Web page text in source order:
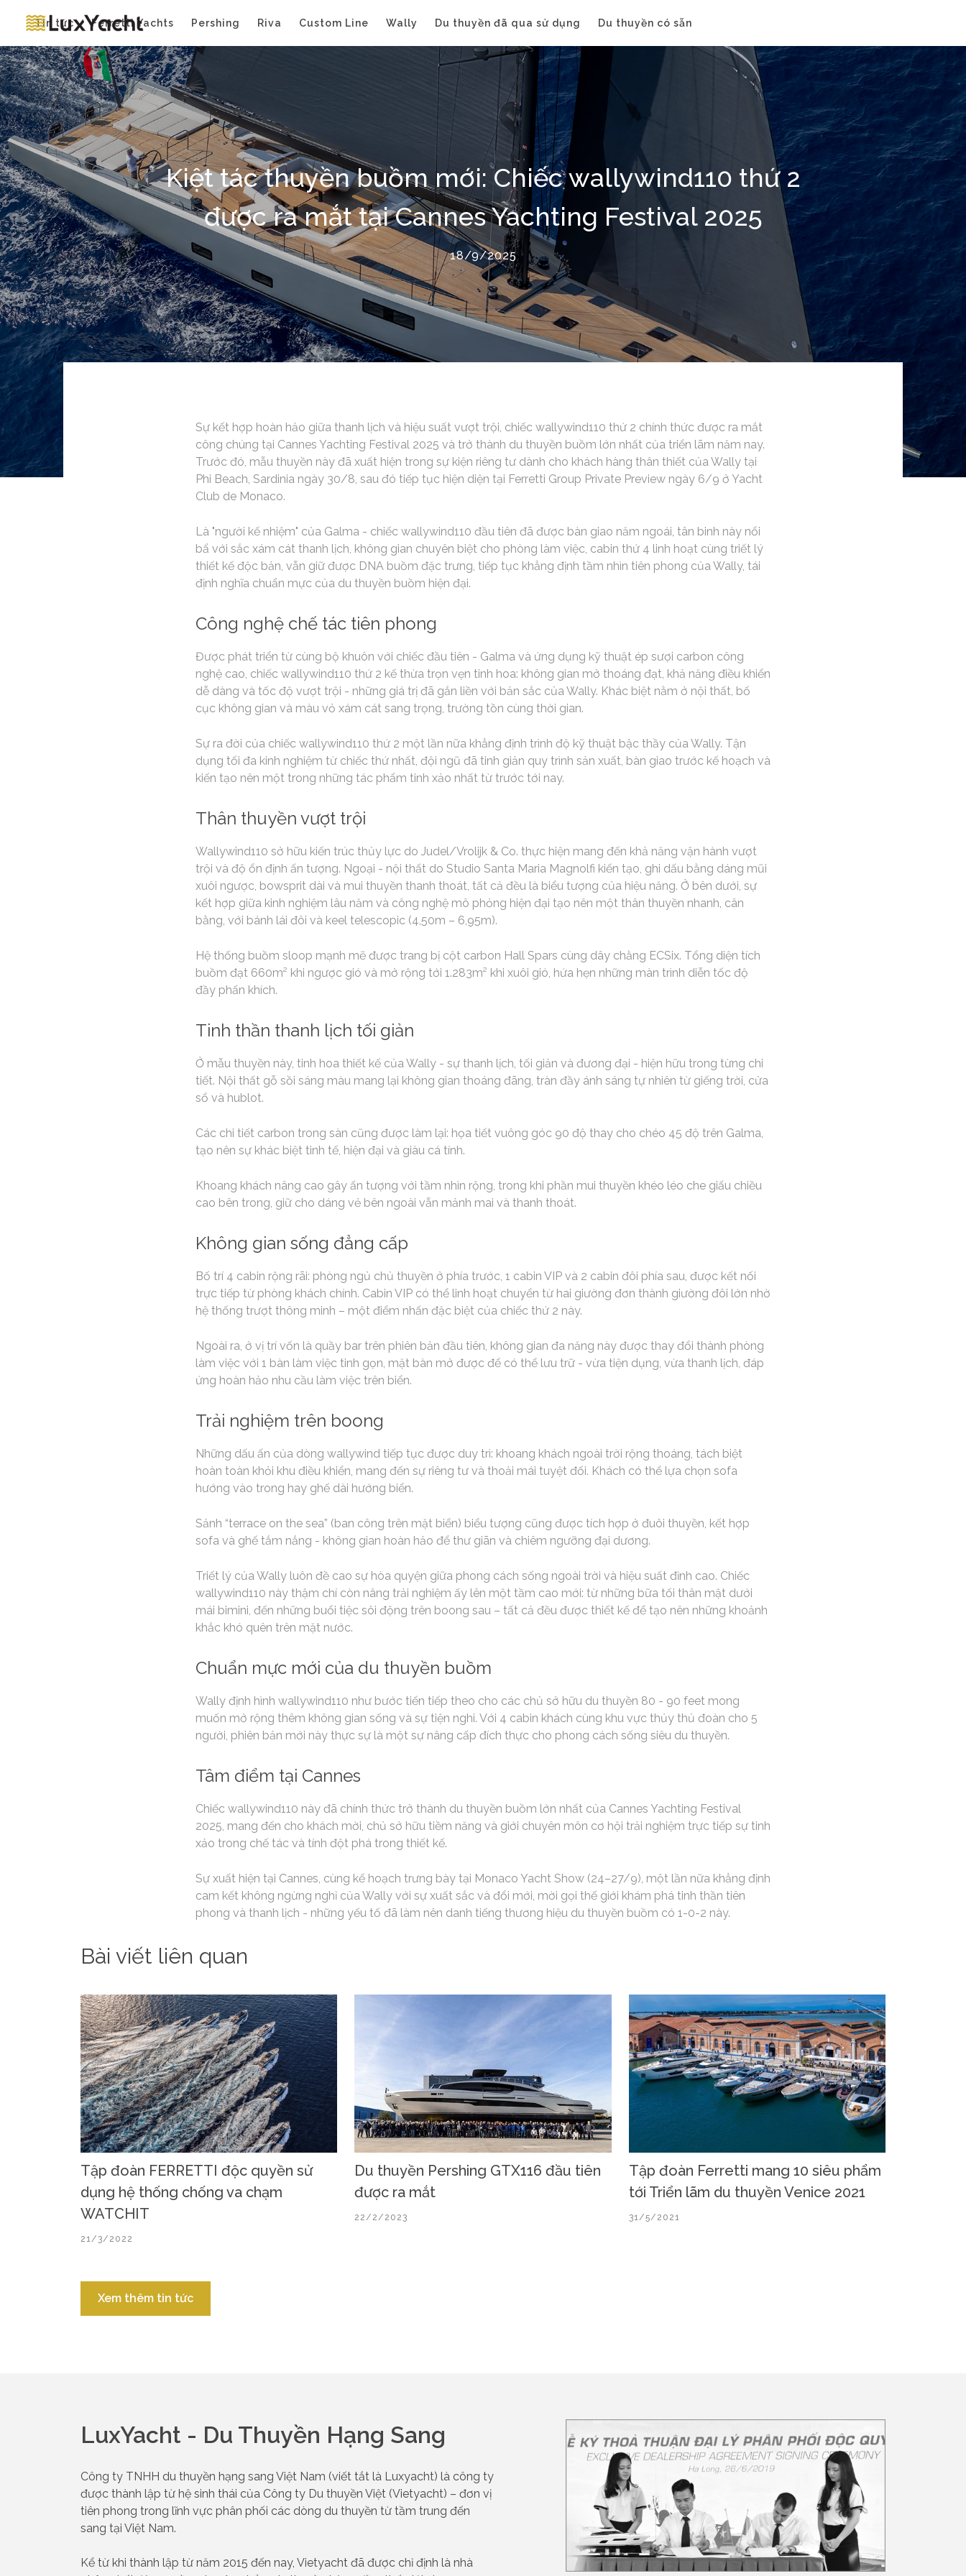
Tin tức Ferretti Yachts Pershing Riva Custom Line Wally Du thuyền đã qua sử dụng Du thuyền có sẵn
Kiệt tác thuyền buồm mới: Chiếc wallywind110 thứ 2
được ra mắt tại Cannes Yachting Festival 2025
18/9/2025
Sự kết hợp hoàn hảo giữa thanh lịch và hiệu suất vượt trội, chiếc wallywind110 thứ 2 chính thức được ra mắt
công chúng tại Cannes Yachting Festival 2025 và trở thành du thuyền buồm lớn nhất của triển lãm năm nay.
Trước đó, mẫu thuyền này đã xuất hiện trong sự kiện riêng tư dành cho khách hàng thân thiết của Wally tại
Phi Beach, Sardinia ngày 30/8, sau đó tiếp tục hiện diện tại Ferretti Group Private Preview ngày 6/9 ở Yacht
Club de Monaco.
Là "người kế nhiệm" của Galma - chiếc wallywind110 đầu tiên đã được bàn giao năm ngoái, tân binh này nổi
bẩ với sắc xám cát thanh lịch, không gian chuyên biệt cho phòng làm việc, cabin thứ 4 linh hoạt cùng triết lý
thiết kế độc bản, vẫn giữ được DNA buồm đặc trưng, tiếp tục khẳng định tầm nhìn tiên phong của Wally, tái
định nghĩa chuẩn mực của du thuyền buồm hiện đại.
Công nghệ chế tác tiên phong
Được phát triển từ cùng bộ khuôn với chiếc đầu tiên - Galma và ứng dụng kỹ thuật ép sượi carbon công
nghệ cao, chiếc wallywind110 thứ 2 kế thừa trọn vẹn tinh hoa: không gian mở thoáng đạt, khả năng điều khiển
dễ dàng và tốc độ vượt trội - những giá trị đã gắn liền với bản sắc của Wally. Khác biệt nằm ở nội thất, bố
cục không gian và màu vỏ xám cát sang trọng, trường tồn cùng thời gian.
Sự ra đời của chiếc wallywind110 thứ 2 một lần nữa khẳng định trình độ kỹ thuật bậc thầy của Wally. Tận
dụng tối đa kinh nghiệm từ chiếc thứ nhất, đội ngũ đã tinh giản quy trình sản xuất, bàn giao trước kế hoạch và
kiến tạo nên một trong những tác phẩm tinh xảo nhất từ trước tới nay.
Thân thuyền vượt trội
Wallywind110 sở hữu kiến trúc thủy lực do Judel/Vrolijk & Co. thực hiện mang đến khả năng vận hành vượt
trội và độ ổn định ấn tượng. Ngoại - nội thất do Studio Santa Maria Magnolfi kiến tạo, ghi dấu bằng dáng mũi
xuôi ngược, bowsprit dài và mui thuyền thanh thoát, tất cả đều là biểu tượng của hiệu năng. Ở bên dưới, sự
kết hợp giữa kinh nghiệm lâu năm và công nghệ mô phỏng hiện đại tạo nên một thân thuyền nhanh, cân
bằng, với bánh lái đôi và keel telescopic (4,50m – 6,95m).
Hệ thống buồm sloop mạnh mẽ được trang bị cột carbon Hall Spars cùng dây chằng ECSix. Tổng diện tích
buồm đạt 660m² khi ngược gió và mở rộng tới 1.283m² khi xuôi gió, hứa hẹn những màn trình diễn tốc độ
đầy phấn khích.
Tinh thần thanh lịch tối giản
Ở mẫu thuyền này, tinh hoa thiết kế của Wally - sự thanh lịch, tối giản và đương đại - hiện hữu trong từng chi
tiết. Nội thất gỗ sồi sáng màu mang lại không gian thoáng đãng, tràn đầy ánh sáng tự nhiên từ giếng trời, cửa
sổ và hublot.
Các chi tiết carbon trong sàn cũng được làm lại: họa tiết vuông góc 90 độ thay cho chéo 45 độ trên Galma,
tạo nên sự khác biệt tinh tế, hiện đại và giàu cá tính.
Khoang khách nâng cao gây ấn tượng với tầm nhìn rộng, trong khi phần mui thuyền khéo léo che giấu chiều
cao bên trong, giữ cho dáng vẻ bên ngoài vẫn mảnh mai và thanh thoát.
Không gian sống đẳng cấp
Bố trí 4 cabin rộng rãi: phòng ngủ chủ thuyền ở phía trước, 1 cabin VIP và 2 cabin đôi phía sau, được kết nối
trực tiếp từ phòng khách chính. Cabin VIP có thể linh hoạt chuyển từ hai giường đơn thành giường đôi lớn nhờ
hệ thống trượt thông minh – một điểm nhấn đặc biệt của chiếc thứ 2 này.
Ngoài ra, ở vị trí vốn là quầy bar trên phiên bản đầu tiên, không gian đa năng này được thay đổi thành phòng
làm việc với 1 bàn làm việc tinh gọn, mặt bàn mở được để có thể lưu trữ - vừa tiện dụng, vừa thanh lịch, đáp
ứng hoàn hảo nhu cầu làm việc trên biển.
Trải nghiệm trên boong
Những dấu ấn của dòng wallywind tiếp tục được duy trì: khoang khách ngoài trời rộng thoáng, tách biệt
hoàn toàn khỏi khu điều khiển, mang đến sự riêng tư và thoải mái tuyệt đối. Khách có thể lựa chọn sofa
hướng vào trong hay ghế dài hướng biển.
Sảnh “terrace on the sea” (ban công trên mặt biển) biểu tượng cũng được tích hợp ở đuôi thuyền, kết hợp
sofa và ghế tắm nắng - không gian hoàn hảo để thư giãn và chiêm ngưỡng đại dương.
Triết lý của Wally luôn đề cao sự hòa quyện giữa phong cách sống ngoài trời và hiệu suất đỉnh cao. Chiếc
wallywind110 này thậm chí còn nâng trải nghiệm ấy lên một tầm cao mới: từ những bữa tối thân mật dưới
mái bimini, đến những buổi tiệc sôi động trên boong sau – tất cả đều được thiết kế để tạo nên những khoảnh
khắc khó quên trên mặt nước.
Chuẩn mực mới của du thuyền buồm
Wally định hình wallywind110 như bước tiến tiếp theo cho các chủ sở hữu du thuyền 80 - 90 feet mong
muốn mở rộng thêm không gian sống và sự tiện nghi. Với 4 cabin khách cùng khu vực thủy thủ đoàn cho 5
người, phiên bản mới này thực sự là một sự nâng cấp đích thực cho phong cách sống siêu du thuyền.
Tâm điểm tại Cannes
Chiếc wallywind110 này đã chính thức trở thành du thuyền buồm lớn nhất của Cannes Yachting Festival
2025, mang đến cho khách mời, chủ sở hữu tiềm năng và giới chuyên môn cơ hội trải nghiệm trực tiếp sự tinh
xảo trong chế tác và tính đột phá trong thiết kế.
Sự xuất hiện tại Cannes, cùng kế hoạch trưng bày tại Monaco Yacht Show (24–27/9), một lần nữa khẳng định
cam kết không ngừng nghỉ của Wally với sự xuất sắc và đổi mới, mời gọi thế giới khám phá tinh thần tiên
phong và thanh lịch - những yếu tố đã làm nên danh tiếng thương hiệu du thuyền buồm có 1-0-2 này.
Bài viết liên quan
Tập đoàn FERRETTI độc quyền sử
dụng hệ thống chống va chạm
WATCHIT
21/3/2022
Du thuyền Pershing GTX116 đầu tiên
được ra mắt
22/2/2023
Tập đoàn Ferretti mang 10 siêu phẩm
tới Triển lãm du thuyền Venice 2021
31/5/2021
Xem thêm tin tức
LuxYacht - Du Thuyền Hạng Sang
Công ty TNHH du thuyền hạng sang Việt Nam (viết tắt là Luxyacht) là công ty
được thành lập từ hệ sinh thái của Công ty Du thuyền Việt (Vietyacht) – đơn vị
tiên phong trong lĩnh vực phân phối các dòng du thuyền từ tầm trung đến
sang tại Việt Nam.
Kể từ khi thành lập từ năm 2015 đến nay, Vietyacht đã được chỉ định là nhà